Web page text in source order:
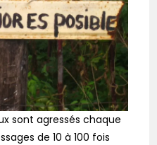
sont agressés chaque
de 10 à 100 fois